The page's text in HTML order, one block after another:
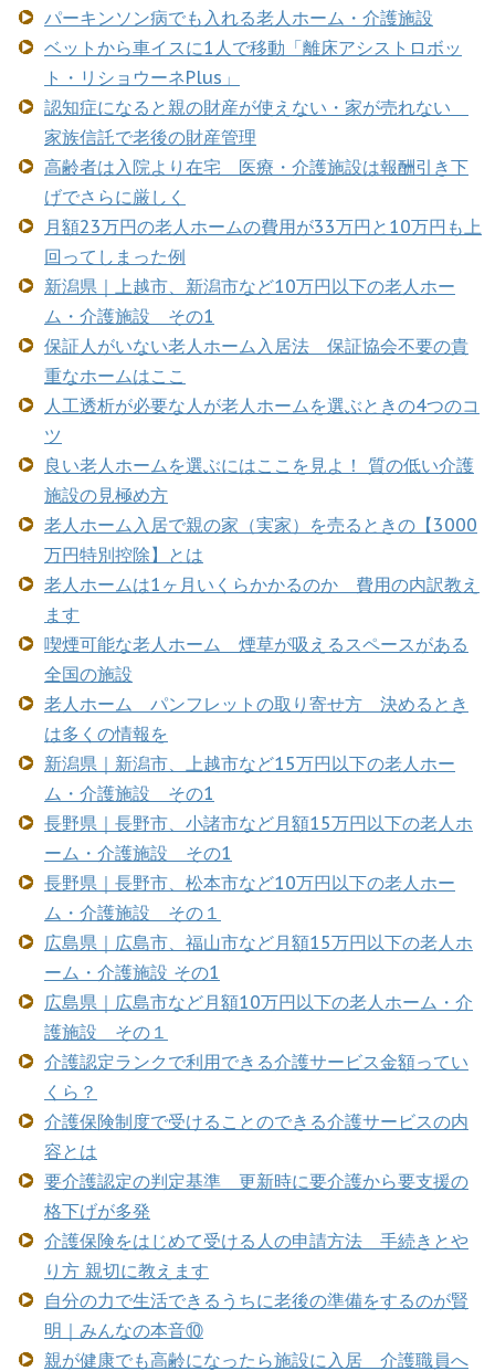
パーキンソン病でも入れる老人ホーム・介護施設
ベットから車イスに1人で移動「離床アシストロボッ
ト・リショウーネPlus」
認知症になると親の財産が使えない・家が売れない
家族信託で老後の財産管理
高齢者は入院より在宅 医療・介護施設は報酬引き下
げでさらに厳しく
月額23万円の老人ホームの費用が33万円と10万円も上
回ってしまった例
新潟県｜上越市、新潟市など10万円以下の老人ホー
ム・介護施設 その1
保証人がいない老人ホーム入居法 保証協会不要の貴
重なホームはここ
人工透析が必要な人が老人ホームを選ぶときの4つのコ
ツ
良い老人ホームを選ぶにはここを見よ！ 質の低い介護
施設の見極め方
老人ホーム入居で親の家（実家）を売るときの【3000
万円特別控除】とは
老人ホームは1ヶ月いくらかかるのか 費用の内訳教え
ます
喫煙可能な老人ホーム 煙草が吸えるスペースがある
全国の施設
老人ホーム パンフレットの取り寄せ方 決めるとき
は多くの情報を
新潟県｜新潟市、上越市など15万円以下の老人ホー
ム・介護施設 その1
長野県｜長野市、小諸市など月額15万円以下の老人ホ
ーム・介護施設 その1
長野県｜長野市、松本市など10万円以下の老人ホー
ム・介護施設 その１
広島県｜広島市、福山市など月額15万円以下の老人ホ
ーム・介護施設 その1
広島県｜広島市など月額10万円以下の老人ホーム・介
護施設 その１
介護認定ランクで利用できる介護サービス金額ってい
くら？
介護保険制度で受けることのできる介護サービスの内
容とは
要介護認定の判定基準 更新時に要介護から要支援の
格下げが多発
介護保険をはじめて受ける人の申請方法 手続きとや
り方 親切に教えます
自分の力で生活できるうちに老後の準備をするのが賢
明｜みんなの本音⑩
親が健康でも高齢になったら施設に入居 介護職員へ